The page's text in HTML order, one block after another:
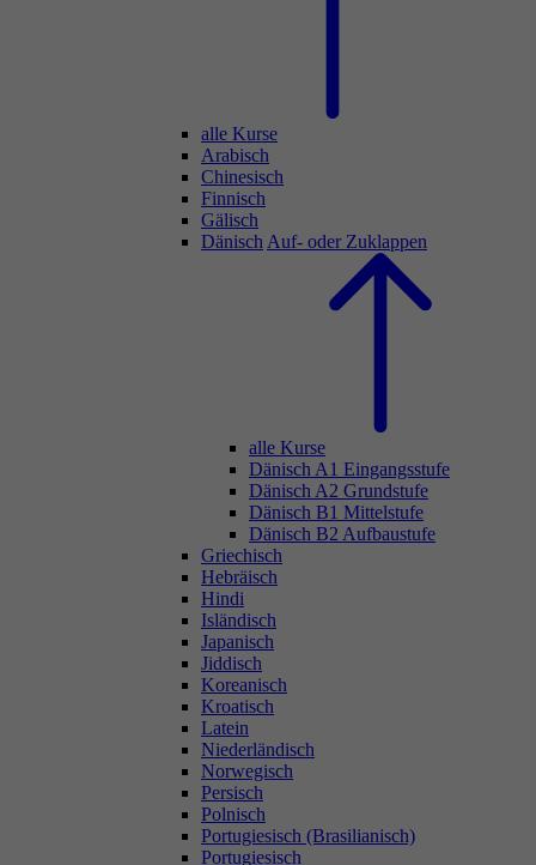
alle Kurse
Arabisch
Chinesisch
Finnisch
Gälisch
Dänisch Auf- oder Zuklappen
alle Kurse
Dänisch A1 Eingangsstufe
Dänisch A2 Grundstufe
Dänisch B1 Mittelstufe
Dänisch B2 Aufbaustufe
Griechisch
Hebräisch
Hindi
Isländisch
Japanisch
Jiddisch
Koreanisch
Kroatisch
Latein
Niederländisch
Norwegisch
Persisch
Polnisch
Portugiesisch (Brasilianisch)
Portugiesisch